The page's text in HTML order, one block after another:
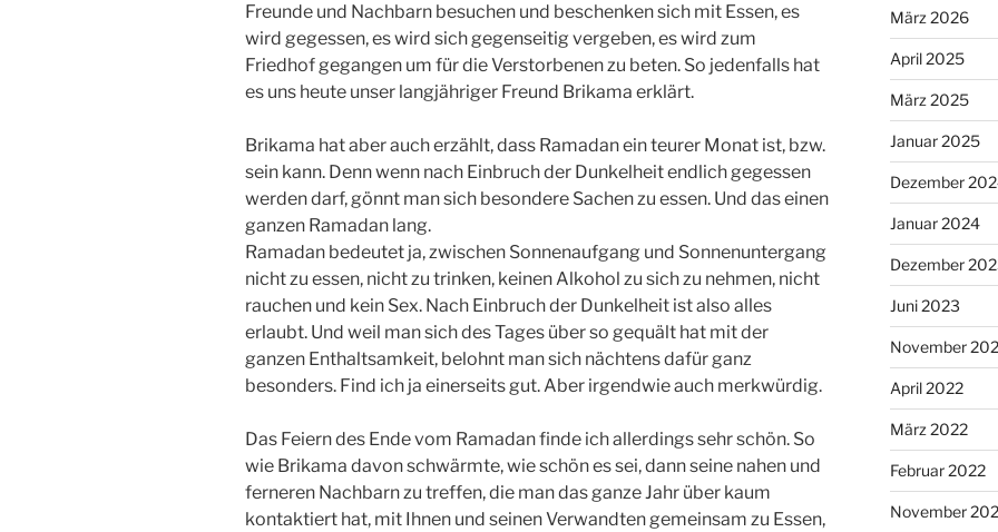
Freunde und Nachbarn besuchen und beschenken sich mit Essen, es
wird gegessen, es wird sich gegenseitig vergeben, es wird zum
Friedhof gegangen um für die Verstorbenen zu beten. So jedenfalls hat
es uns heute unser langjähriger Freund Brikama erklärt.
Brikama hat aber auch erzählt, dass Ramadan ein teurer Monat ist, bzw.
sein kann. Denn wenn nach Einbruch der Dunkelheit endlich gegessen
werden darf, gönnt man sich besondere Sachen zu essen. Und das einen
ganzen Ramadan lang.
Ramadan bedeutet ja, zwischen Sonnenaufgang und Sonnenuntergang
nicht zu essen, nicht zu trinken, keinen Alkohol zu sich zu nehmen, nicht
rauchen und kein Sex. Nach Einbruch der Dunkelheit ist also alles
erlaubt. Und weil man sich des Tages über so gequält hat mit der
ganzen Enthaltsamkeit, belohnt man sich nächtens dafür ganz
besonders. Find ich ja einerseits gut. Aber irgendwie auch merkwürdig.
Das Feiern des Ende vom Ramadan finde ich allerdings sehr schön. So
wie Brikama davon schwärmte, wie schön es sei, dann seine nahen und
ferneren Nachbarn zu treffen, die man das ganze Jahr über kaum
kontaktiert hat, mit Ihnen und seinen Verwandten gemeinsam zu Essen,
März 2026
April 2025
März 2025
Januar 2025
Dezember
Januar 2024
Dezember
Juni 2023
November
April 2022
März 2022
Februar 2022
November